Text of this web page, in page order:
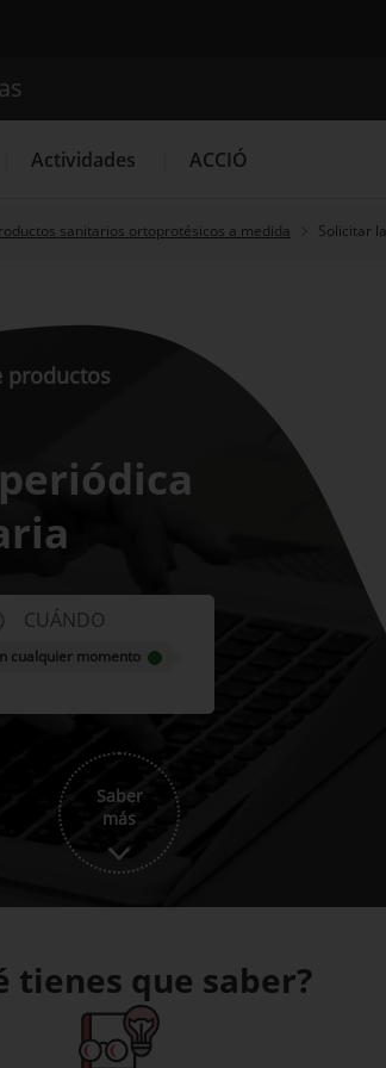
Buscador
Actividades ACCIÓ
sanitarios ortoprotésicos a medida Solicitar
productos
CUÁNDO
cualquier momento
Saber
más
tienes que saber?